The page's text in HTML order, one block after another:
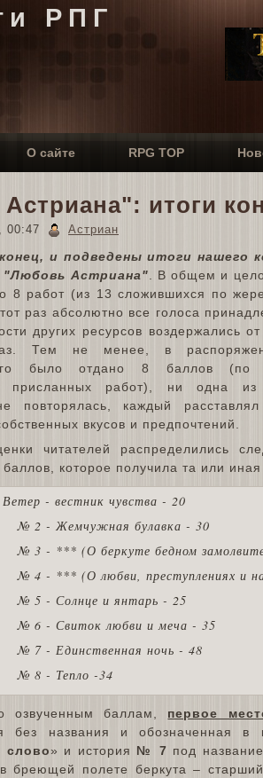
РПГ
О сайте RPG TOP
итоги
00:47 Астриан
и подведены итоги нашего
"Любовь Астриана" . В общем и
8 работ (из 13 сложившихся по
раз абсолютно все голоса
других ресурсов воздержались
Тем не менее, в
было отдано 8 баллов (по
присланных работ), ни одна из
повторялась, каждый
вкусов и предпочтений.
читателей распределились
баллов, которое получила та или иная
- вестник чувства - 20
№ 2 - Жемчужная булавка - 30
№ 3 - *** (О беркуте бедном
№ 4 - *** (О любви, преступлениях и
№ 5 - Солнце и янтарь - 25
№ 6 - Свиток любви и меча - 35
№ 7 - Единственная ночь - 48
№ 8 - Тепло -34
озвученным баллам, первое
без названия и обозначенная в
слово» и история № 7 под
в бреющей полете беркута –